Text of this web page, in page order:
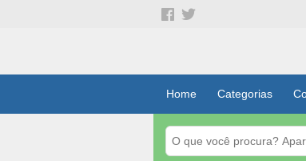
Home Categorias